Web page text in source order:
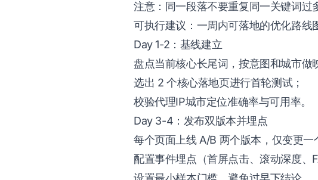
注意：同一段落不要重复同一关键词过
可执行建议：一周内可落地的优化路线
Day 1-2：基线建立
盘点当前核心长尾词，按意图和城市做
选出 2 个核心落地页进行首轮测试；
校验代理IP城市定位准确率与可用率。
Day 3-4：发布双版本并埋点
每个页面上线 A/B 两个版本，仅变更一
配置事件埋点（首屏点击、滚动深度、